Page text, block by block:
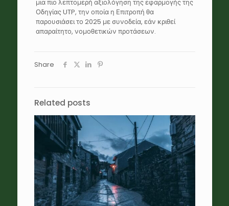
μια πιο λεπτομερή αξιολόγηση της εφαρμογής της
Οδηγίας UTP, την οποία η Επιτροπή θα
παρουσιάσει το 2025 με συνοδεία, εάν κριθεί
απαραίτητο, νομοθετικών προτάσεων.
Share
Related posts